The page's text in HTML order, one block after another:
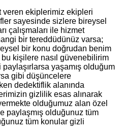
veren ekiplerimiz ekipleri
sayesinde sizlere bireysel
çalışmaları ile hizmet
bir tereddüdünüz varsa;
bir konu doğrudan benim
kişilere nasıl güvenebilirim
yaşamış olduğum
gibi düşüncelere
dedektiflik alanında
gizlilik esas alınarak
olduğumuz alan özel
paylaşmış olduğunuz tüm
tüm konular gizli